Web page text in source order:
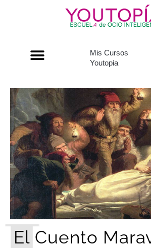
Mis Cursos
Youtopia
El Cuento